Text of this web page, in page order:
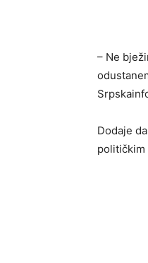
– Ne
Dodaje
političkim